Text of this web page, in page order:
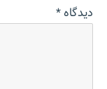
دیدگاه*